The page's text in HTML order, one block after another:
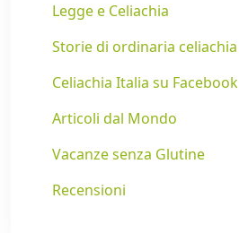
Legge e Celiachia
Storie di ordinaria celiachia
Celiachia Italia su Facebook
Articoli dal Mondo
Vacanze senza Glutine
Recensioni